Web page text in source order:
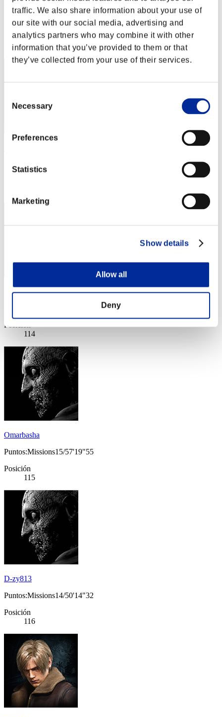
traffic. We also share information about your use of
our site with our social media, advertising and
analytics partners who may combine it with other
information that you’ve provided to them or that
they’ve collected from your use of their services.
Selection
Necessary
Preferences
Statistics
Marketing
Show details
Allow all
Deny
ヘドロ
Puntos:Missions17/56'22"03
Posición
112
Puntos:Missions17/58'14"34
Siegfried0919
Posición
114
Omarbasha
Puntos:Missions15/57'19"55
Posición
115
D-zy813
Puntos:Missions14/50'14"32
Posición
116